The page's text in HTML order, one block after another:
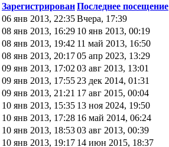
ЗарегистрированПоследнее посещение
06 янв 2013, 22:35Вчера, 17:39
08 янв 2013, 16:29 10 янв 2013, 00:19
08 янв 2013, 19:42 11 май 2013, 16:50
08 янв 2013, 20:1705 апр 2023, 13:29
09 янв 2013, 17:02 03 авг 2013, 13:01
09 янв 2013, 17:55 23 дек 2014, 01:31
09 янв 2013, 21:21 17 авг 2015, 00:04
10 янв 2013, 15:35 13 ноя 2024, 19:50
10 янв 2013, 17:28 16 май 2014, 06:24
10 янв 2013, 18:5303 авг 2013, 00:39
10 янв 2013, 19:17 14 июн 2015, 18:37